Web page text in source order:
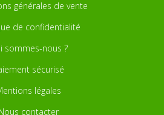
générales de vente
de confidentialité
sommes-nous ?
sécurisé
légales
contacter